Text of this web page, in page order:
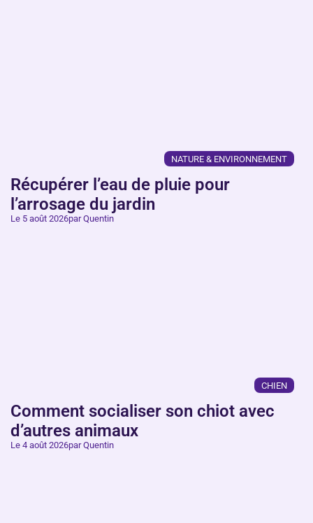
NATURE & ENVIRONNEMENT
Récupérer l’eau de pluie pour
l’arrosage du jardin
Le 5 août 2026par Quentin
CHIEN
Comment socialiser son chiot avec
d’autres animaux
Le 4 août 2026par Quentin